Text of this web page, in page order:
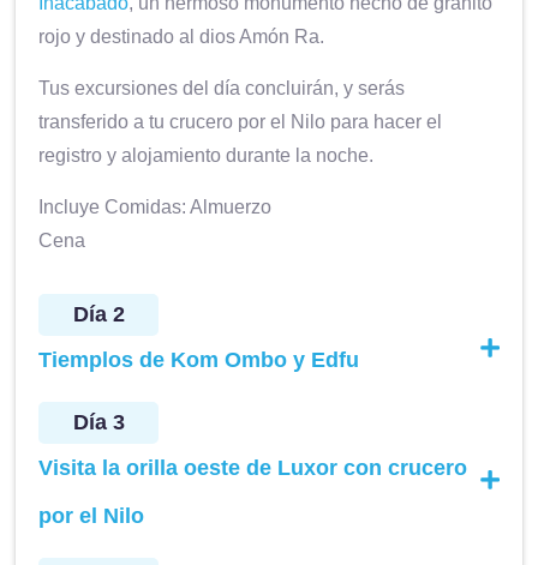
rojo y destinado al dios Amón Ra.
Tus excursiones del día concluirán, y serás
transferido a tu crucero por el Nilo para hacer el
registro y alojamiento durante la noche.
Incluye Comidas: Almuerzo
Cena
Día 2
Tiemplos de Kom Ombo y Edfu
Día 3
Visita la orilla oeste de Luxor con crucero
por el Nilo